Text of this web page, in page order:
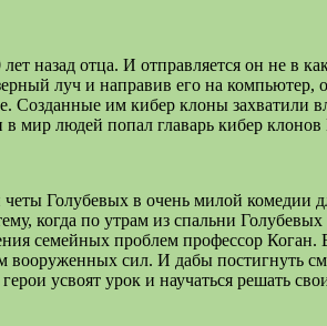
назад отца. И отправляется он не в
луч и направив его на
Созданные им кибер клоны захватили
мир людей попал главарь кибер
Голубевых в очень милой комедии
когда по утрам из спальни
семейных проблем профессор
вооруженных сил. И дабы
усвоят урок и научаться решать